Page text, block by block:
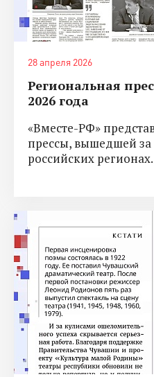
28 апреля 2026
Региональная
2026 года
«Вместе-РФ»
прессы, вышедшей
российских регионах.